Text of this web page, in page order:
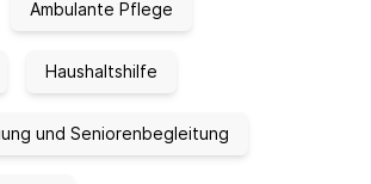
Ambulante Pflege
Haushaltshilfe
und Seniorenbegleitung